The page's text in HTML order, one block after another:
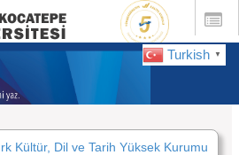
Toggle
global
Turkish ▼
Kültür, Dil ve Tarih Yüksek Kurumu